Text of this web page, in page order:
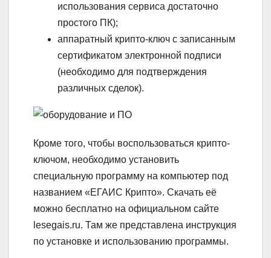
использования сервиса достаточно
простого ПК);
аппаратный крипто-ключ с записанным
сертификатом электронной подписи
(необходимо для подтверждения
различных сделок).
Кроме того, чтобы воспользоваться крипто-
ключом, необходимо установить
специальную программу на компьютер под
названием «ЕГАИС Крипто». Скачать её
можно бесплатно на официальном сайте
lesegais.ru. Там же представлена инструкция
по установке и использованию программы.